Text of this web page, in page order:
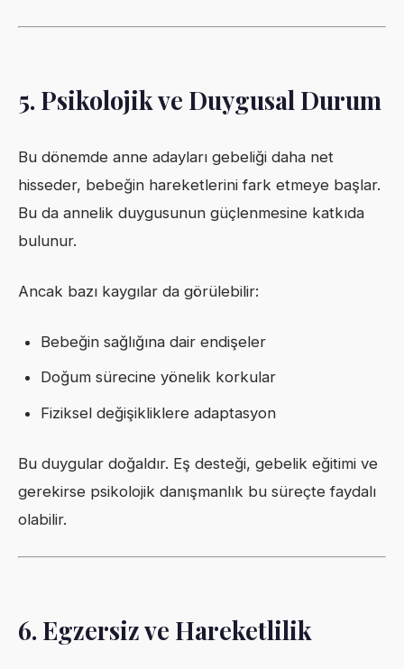
5. Psikolojik ve Duygusal Durum
Bu dönemde anne adayları gebeliği daha net
hisseder, bebeğin hareketlerini fark etmeye başlar.
Bu da annelik duygusunun güçlenmesine katkıda
bulunur.
Ancak bazı kaygılar da görülebilir:
Bebeğin sağlığına dair endişeler
Doğum sürecine yönelik korkular
Fiziksel değişikliklere adaptasyon
Bu duygular doğaldır. Eş desteği, gebelik eğitimi ve
gerekirse psikolojik danışmanlık bu süreçte faydalı
olabilir.
6. Egzersiz ve Hareketlilik